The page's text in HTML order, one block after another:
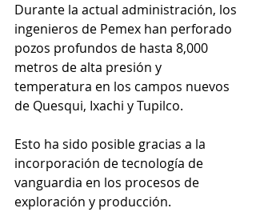
Durante la actual administración, los
ingenieros de Pemex han perforado
pozos profundos de hasta 8,000
metros de alta presión y
temperatura en los campos nuevos
de Quesqui, Ixachi y Tupilco.
Esto ha sido posible gracias a la
incorporación de tecnología de
vanguardia en los procesos de
exploración y producción.